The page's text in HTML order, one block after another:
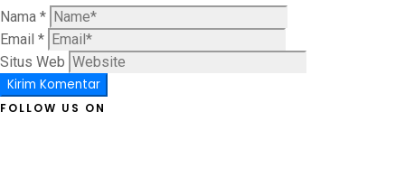
Nama *
Email *
Situs Web
FOLLOW US ON